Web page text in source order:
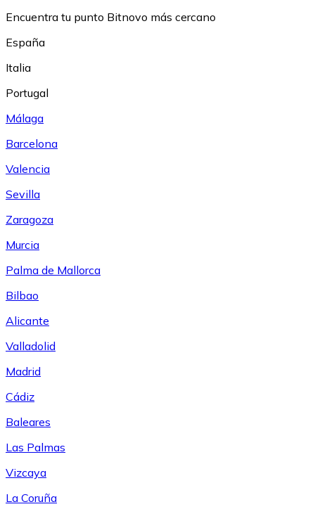
Encuentra tu punto Bitnovo más cercano
España
Italia
Portugal
Málaga
Barcelona
Valencia
Sevilla
Zaragoza
Murcia
Palma de Mallorca
Bilbao
Alicante
Valladolid
Madrid
Cádiz
Baleares
Las Palmas
Vizcaya
La Coruña